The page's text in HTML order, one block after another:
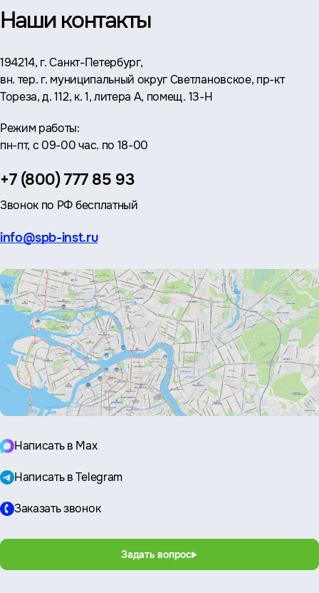
Наши контакты
Адрес:
194214, г. Санкт-Петербург,
вн. тер. г. муниципальный округ Светлановское, пр-кт
Тореза, д. 112, к. 1, литера А, помещ. 13-Н
Режим работы:
пн-пт, с 09-00 час. по 18-00
Телефон:
+7 (800) 777 85 93
Звонок по РФ бесплатный
Эл.
info@spb-inst.ru
Написать в Max
Написать в Telegram
Заказать звонок
Задать вопрос